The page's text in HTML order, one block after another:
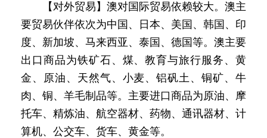
【对外贸易】澳对国际贸易依赖较大。澳主
要贸易伙伴依次为中国、日本、美国、韩国、印
度、新加坡、马来西亚、泰国、德国等。澳主要
出口商品为铁矿石、煤、教育与旅行服务、黄
金、原油、天然气、小麦、铝矾土、铜矿、牛
肉、铜、羊毛制品等。主要进口商品为原油、摩
托车、精炼油、航空器材、药物、通讯器材、计
算机、公交车、货车、黄金等。